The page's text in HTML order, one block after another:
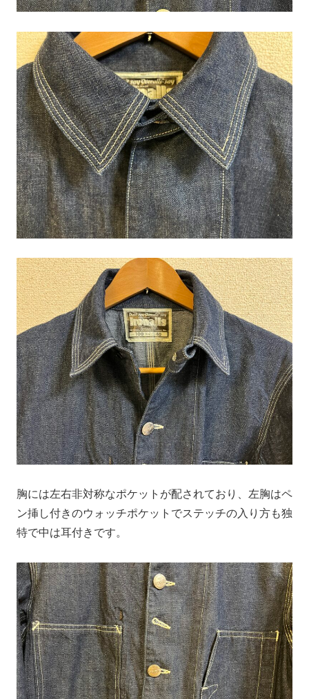
胸には左右非対称なポケットが配されており、左胸はペ
ン挿し付きのウォッチポケットでステッチの入り方も独
特で中は耳付きです。